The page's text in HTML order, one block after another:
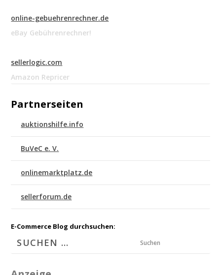
online-gebuehrenrechner.de
eBay Gebührenrechner!
sellerlogic.com
Amazon Repricer
Partnerseiten
auktionshilfe.info
BuVeC e. V.
onlinemarktplatz.de
sellerforum.de
E-Commerce Blog durchsuchen:
Suchen